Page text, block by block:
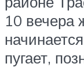
10 вечера
пугает,